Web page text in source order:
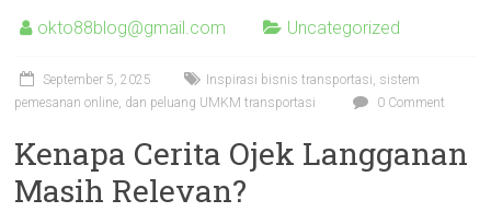
okto88blog@gmail.com Uncategorized
September 5, 2025
Inspirasi bisnis transportasi, sistem
pemesanan online, dan peluang UMKM transportasi
0 Comment
Kenapa Cerita Ojek Langganan
Masih Relevan?